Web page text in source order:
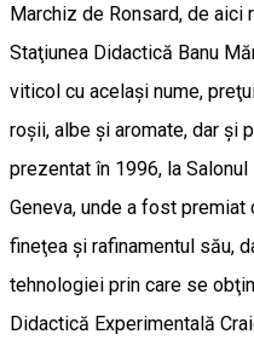
Marchiz de Ronsard, de aici
Staţiunea Didactică Banu
viticol cu acelaşi nume,
roşii, albe şi aromate, dar şi
prezentat în 1996, la
Geneva, unde a fost
fineţea şi rafinamentul său,
tehnologiei prin care se
Didactică Experimentală